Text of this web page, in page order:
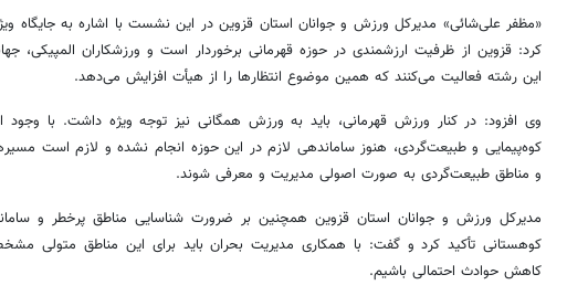
«مظفر علی‌شائی» مدیرکل ورزش و جوانان استان قزوین در این نشست با اشاره به جایگاه
کرد: قزوین از ظرفیت ارزشمندی در حوزه قهرمانی برخوردار است و ورزشکاران المپیکی،
این رشته فعالیت می‌کنند که همین موضوع انتظارها را از هیأت افزایش می‌دهد.
وی افزود: در کنار ورزش قهرمانی، باید به ورزش همگانی نیز توجه ویژه داشت. با وجود
کوه‌پیمایی و طبیعت‌گردی، هنوز ساماندهی لازم در این حوزه انجام نشده و لازم است
و مناطق طبیعت‌گردی به صورت اصولی مدیریت و معرفی شوند.
مدیرکل ورزش و جوانان استان قزوین همچنین بر ضرورت شناسایی مناطق پرخطر و
کوهستانی تأکید کرد و گفت: با همکاری مدیریت بحران باید برای این مناطق متولی
کاهش حوادث احتمالی باشیم.